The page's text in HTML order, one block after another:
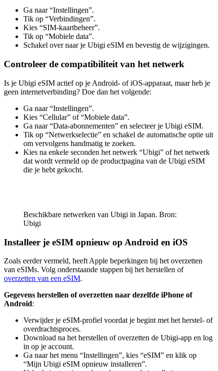
Ga naar “Instellingen”.
Tik op “Verbindingen”.
Kies “SIM-kaartbeheer”.
Tik op “Mobiele data”.
Schakel over naar je Ubigi eSIM en bevestig de wijzigingen.
Controleer de compatibiliteit van het netwerk
Is je Ubigi eSIM actief op je Android- of iOS-apparaat, maar heb je
geen internetverbinding? Doe dan het volgende:
Ga naar “Instellingen”.
Kies “Cellular” of “Mobiele data”.
Ga naar “Data-abonnementen” en selecteer je Ubigi eSIM.
Tik op “Netwerkselectie” en schakel de automatische optie uit
om vervolgens handmatig te zoeken.
Kies na enkele seconden het netwerk “Ubigi” of het netwerk
dat wordt vermeld op de productpagina van de Ubigi eSIM
die je hebt gekocht.
Beschikbare netwerken van Ubigi in Japan. Bron:
Ubigi
Installeer je eSIM opnieuw op Android en iOS
Zoals eerder vermeld, heeft Apple beperkingen bij het overzetten
van eSIMs. Volg onderstaande stappen bij het herstellen of
overzetten van een eSIM.
Gegevens herstellen of overzetten naar dezelfde iPhone of
Android:
Verwijder je eSIM-profiel voordat je begint met het herstel- of
overdrachtsproces.
Download na het herstellen of overzetten de Ubigi-app en log
in op je account.
Ga naar het menu “Instellingen”, kies “eSIM” en klik op
“Mijn Ubigi eSIM opnieuw installeren”.